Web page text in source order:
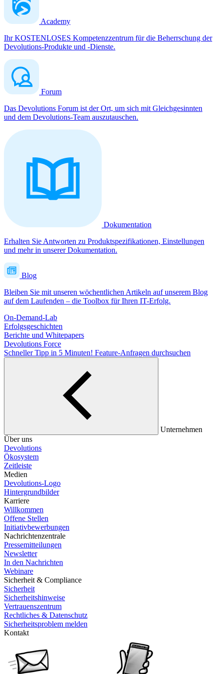
Academy
Ihr KOSTENLOSES Kompetenzzentrum für die Beherrschung der
Devolutions-Produkte und -Dienste.
Forum
Das Devolutions Forum ist der Ort, um sich mit Gleichgesinnten
und dem Devolutions-Team auszutauschen.
Dokumentation
Erhalten Sie Antworten zu Produktspezifikationen, Einstellungen
und mehr in unserer Dokumentation.
Blog
Bleiben Sie mit unseren wöchentlichen Artikeln auf unserem Blog
auf dem Laufenden – die Toolbox für Ihren IT-Erfolg.
On-Demand-Lab
Erfolgsgeschichten
Berichte und Whitepapers
Devolutions Force
Schneller Tipp in 5 Minuten! Feature-Anfragen durchsuchen
Unternehmen
Über uns
Devolutions
Ökosystem
Zeitleiste
Medien
Devolutions-Logo
Hintergrundbilder
Karriere
Willkommen
Offene Stellen
Initiativbewerbungen
Nachrichtenzentrale
Pressemitteilungen
Newsletter
In den Nachrichten
Webinare
Sicherheit & Compliance
Sicherheit
Sicherheitshinweise
Vertrauenszentrum
Rechtliches & Datenschutz
Sicherheitsproblem melden
Kontakt